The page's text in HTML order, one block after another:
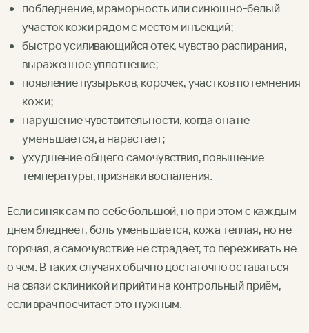
побледнение, мраморность или синюшно-белый
участок кожи рядом с местом инъекций;
быстро усиливающийся отек, чувство распирания,
выраженное уплотнение;
появление пузырьков, корочек, участков потемнения
кожи;
нарушение чувствительности, когда она не
уменьшается, а нарастает;
ухудшение общего самочувствия, повышение
температуры, признаки воспаления.
Если синяк сам по себе большой, но при этом с каждым
днем бледнеет, боль уменьшается, кожа теплая, но не
горячая, а самочувствие не страдает, то переживать не
о чем. В таких случаях обычно достаточно оставаться
на связи с клиникой и прийти на контрольный приём,
если врач посчитает это нужным.